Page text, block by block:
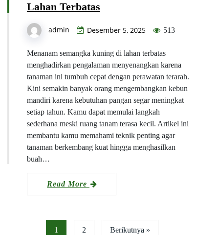
Lahan Terbatas
admin Desember 5, 2025 513
Menanam semangka kuning di lahan terbatas
menghadirkan pengalaman menyenangkan karena
tanaman ini tumbuh cepat dengan perawatan terarah.
Kini semakin banyak orang mengembangkan kebun
mandiri karena kebutuhan pangan segar meningkat
setiap tahun. Kamu dapat memulai langkah
sederhana meski ruang tanam terasa kecil. Artikel ini
membantu kamu memahami teknik penting agar
tanaman berkembang kuat hingga menghasilkan
buah…
Read More
1 2 Berikutnya »